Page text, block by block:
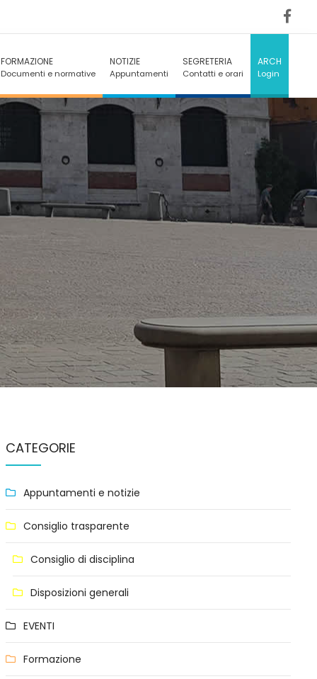
FORMAZIONE
Documenti e normative
NOTIZIE
Appuntamenti
SEGRETERIA
Contatti e orari
ARCH
Login
CATEGORIE
Appuntamenti e notizie
Consiglio trasparente
Consiglio di disciplina
Disposizioni generali
EVENTI
Formazione